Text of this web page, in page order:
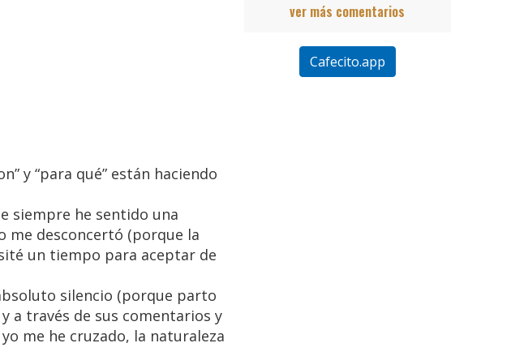
y “para qué” están haciendo
siempre he sentido una
me desconcertó (porque la
un tiempo para aceptar de
silencio (porque parto
a través de sus comentarios y
me he cruzado, la naturaleza
ver más comentarios
Cafecito.app